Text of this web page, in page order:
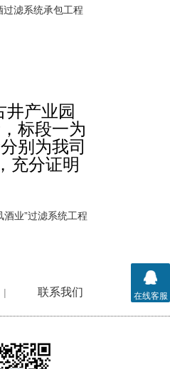
过滤系统承包工程
井产业园
标段一为
别为我司
充分证明
酒业”过滤系统工程
| 联系我们 在线客服